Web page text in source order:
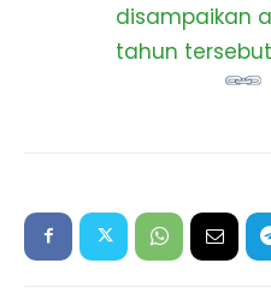
disampaikan
tahun